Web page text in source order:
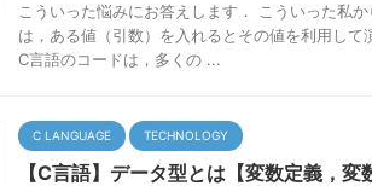
こういった悩みにお答えします． こういった私
は，ある値（引数）を入れるとその値を利用して
C言語のコードは，多くの ...
C LANGUAGE TECHNOLOGY
【C言語】データ型とは【変数定義，